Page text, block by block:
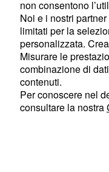
Non fatevi ingannare
settimana sembra
piacevole.
Oroscopo
28 del mese per
visto che la sua
non consentono
Noi e i nostri
limitati per la
personalizzata.
Misurare le
combinazione di
contenuti.
Per conoscere nel
consultare la nostra